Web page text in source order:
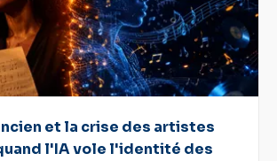
et la crise des artistes
l'IA vole l'identité des